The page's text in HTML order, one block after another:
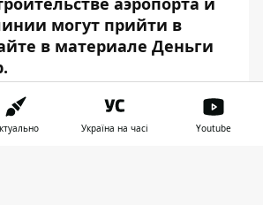
могут прийти в
в материале Деньги
Україна на часі Youtube